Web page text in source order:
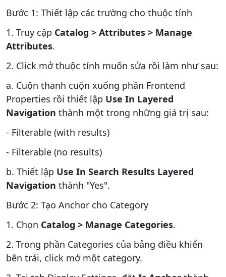
Bước 1: Thiết lập các trường cho thuộc tính
1. Truy cập Catalog > Attributes > Manage
Attributes.
2. Click mở thuộc tính muốn sửa rồi làm như sau:
a. Cuộn thanh cuộn xuống phần Frontend
Properties rồi thiết lập Use In Layered
Navigation thành một trong những giá trị sau:
- Filterable (with results)
- Filterable (no results)
b. Thiết lập Use In Search Results Layered
Navigation thành "Yes".
Bước 2: Tạo Anchor cho Category
1. Chọn Catalog > Manage Categories.
2. Trong phần Categories của bảng điều khiển
bên trái, click mở một category.